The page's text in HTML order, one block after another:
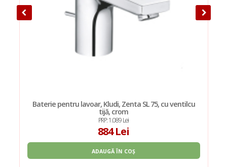
Baterie pentru lavoar, Kludi, Zenta SL 75, cu ventilcu
tijă, crom
PRP: 1.089 Lei
884 Lei
ADAUGĂ ÎN COȘ